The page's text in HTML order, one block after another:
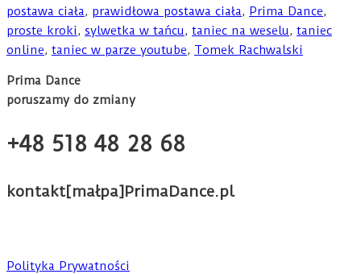
postawa ciała, prawidłowa postawa ciała, Prima Dance,
proste kroki, sylwetka w tańcu, taniec na weselu, taniec
online, taniec w parze youtube, Tomek Rachwalski
Prima Dance
poruszamy do zmiany
+48 518 48 28 68
kontakt[małpa]PrimaDance.pl
Polityka Prywatności